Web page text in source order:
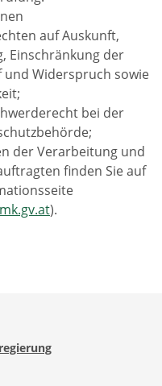
auf Auskunft,
Einschränkung der
Widerspruch sowie
bei der
der Verarbeitung und
finden Sie auf
).